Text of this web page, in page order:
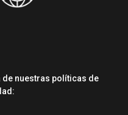
nuestras políticas de